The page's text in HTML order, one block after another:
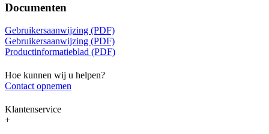
Documenten
Gebruikersaanwijzing (PDF)
Gebruikersaanwijzing (PDF)
Productinformatieblad (PDF)
Hoe kunnen wij u helpen?
Contact opnemen
Klantenservice
+